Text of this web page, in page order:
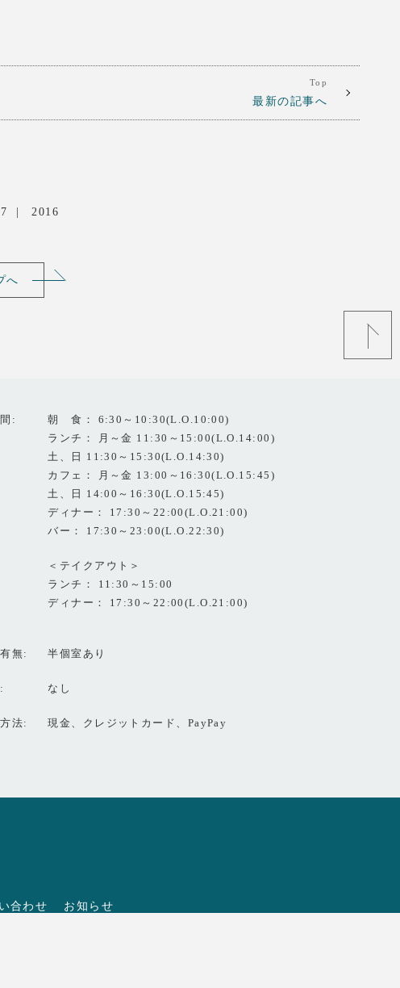
Top
最新の記事へ
2016
へ
朝 食： 6:30～10:30(L.O.10:00)
ランチ： 月～金 11:30～15:00(L.O.14:00)
土、日 11:30～15:30(L.O.14:30)
カフェ： 月～金 13:00～16:30(L.O.15:45)
土、日 14:00～16:30(L.O.15:45)
ディナー： 17:30～22:00(L.O.21:00)
バー： 17:30～23:00(L.O.22:30)
＜テイクアウト＞
ランチ： 11:30～15:00
ディナー： 17:30～22:00(L.O.21:00)
無 半個室あり
なし
法 現金、クレジットカード、PayPay
合わせ お知らせ